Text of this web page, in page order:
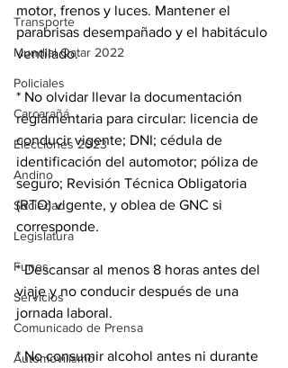
Transporte
Mundial Qatar 2022
Policiales
Carcarañá
Elecciones 2023
Andino
Sociedad
Legislatura
Funes
Servicios
Comunicado de Prensa
Automovilismo
motor, frenos y luces. Mantener el
parabrisas desempañado y el habitáculo
ventilado.
* No olvidar llevar la documentación
reglamentaria para circular: licencia de
conducir vigente; DNI; cédula de
identificación del automotor; póliza de
seguro; Revisión Técnica Obligatoria
(RTO) vigente, y oblea de GNC si
corresponde.
* Descansar al menos 8 horas antes del
viaje y no conducir después de una
jornada laboral.
* No consumir alcohol antes ni durante